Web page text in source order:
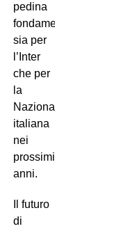
pedina
fondamentale
sia per
l’Inter
che per
la
Nazionale
italiana
nei
prossimi
anni.
Il futuro
di